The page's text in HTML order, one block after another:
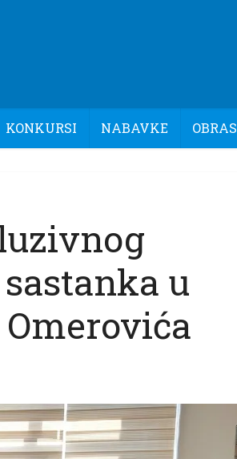
KONKURSI NABAVKE
u